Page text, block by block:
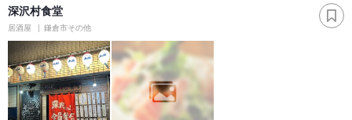
深沢村食堂
居酒屋 鎌倉市その他